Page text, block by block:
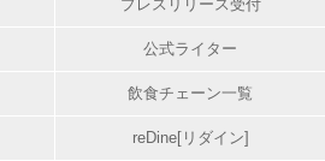
プレスリリース受付
公式ライター
飲食チェーン一覧
reDine[リダイン]